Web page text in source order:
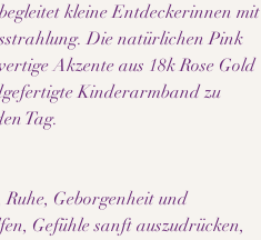
kleine Entdeckerinnen mit
Die natürlichen Pink
Akzente aus 18k Rose Gold
Kinderarmband zu
Tag.
Geborgenheit und
Gefühle sanft auszudrücken,